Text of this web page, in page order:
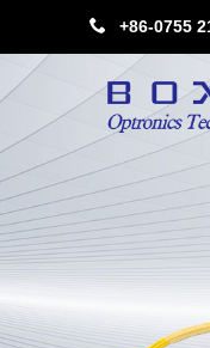
+86-0755